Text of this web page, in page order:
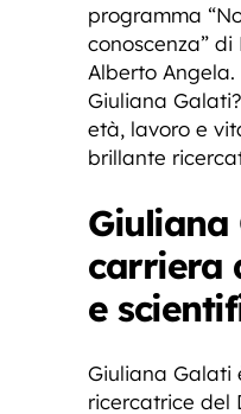
programma
conoscenza”
Alberto
Giuliana
età, lavoro e
brillante
Giuliana
carriera
e
Giuliana Galati
ricercatrice del